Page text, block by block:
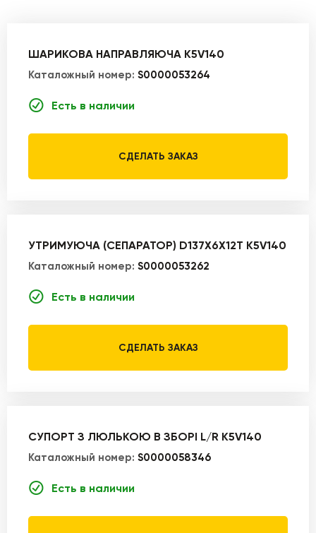
ШАРИКОВА НАПРАВЛЯЮЧА K5V140
Каталожный номер: S0000053264
Есть в наличии
СДЕЛАТЬ ЗАКАЗ
УТРИМУЮЧА (СЕПАРАТОР) D137X6X12T K5V140
Каталожный номер: S0000053262
Есть в наличии
СДЕЛАТЬ ЗАКАЗ
СУПОРТ З ЛЮЛЬКОЮ В ЗБОРІ L/R K5V140
Каталожный номер: S0000058346
Есть в наличии